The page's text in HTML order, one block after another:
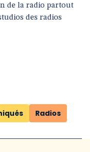
de la radio partout
des radios
Radios